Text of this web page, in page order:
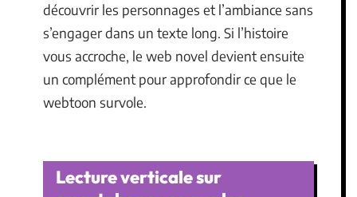
découvrir les personnages et l’ambiance sans
s’engager dans un texte long. Si l’histoire
vous accroche, le web novel devient ensuite
un complément pour approfondir ce que le
webtoon survole.
Lecture verticale sur